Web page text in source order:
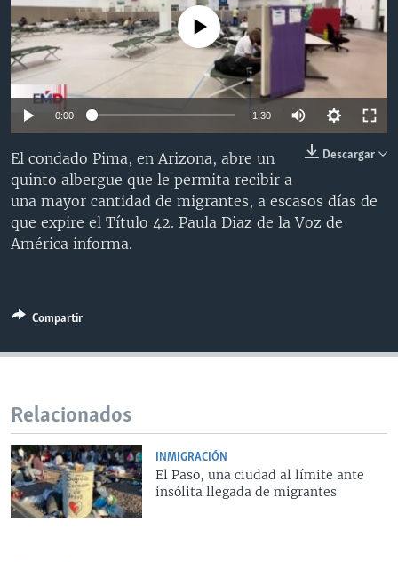
VENEZUELA
BRASIL
NICARAGUA
ECONOMÍA
ENTRETENIMIENTO Y CULTURA
DEPORTES
MULTIMEDIA
VIDEOS
AUDIOS
PROGRAMAS TV
FORO INTERAMERICANO
LAS CLAVES
PANORAMA
RADIO
AVANCE INFORMATIVO
BUENOS DÍAS AMÉRICA
ESTADOS UNIDOS AL DÍA
EL MUNDO AL DÍA [RADIO]
DIRECT
Learning English
SÍGANOS
Idiomas
No media source currently available
0:00 1:30
Descargar
El condado Pima, en Arizona, abre un
quinto albergue que le permita recibir a
una mayor cantidad de migrantes, a escasos días de
que expire el Título 42. Paula Diaz de la Voz de
América informa.
Compartir
Relacionados
INMIGRACIÓN
El Paso, una ciudad al límite ante
insólita llegada de migrantes